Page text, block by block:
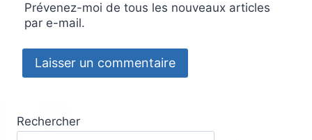
Prévenez-moi de tous les nouveaux articles
par e-mail.
Rechercher